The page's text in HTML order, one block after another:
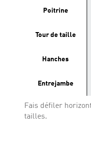
Poitrine
Tour de taille
Hanches
Entrejambe
Fais défiler
tailles.